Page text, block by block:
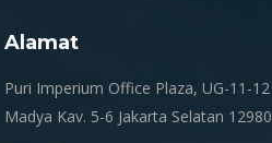
Alamat
Puri Imperium Office Plaza, UG-11-12
Madya Kav. 5-6 Jakarta Selatan 12980